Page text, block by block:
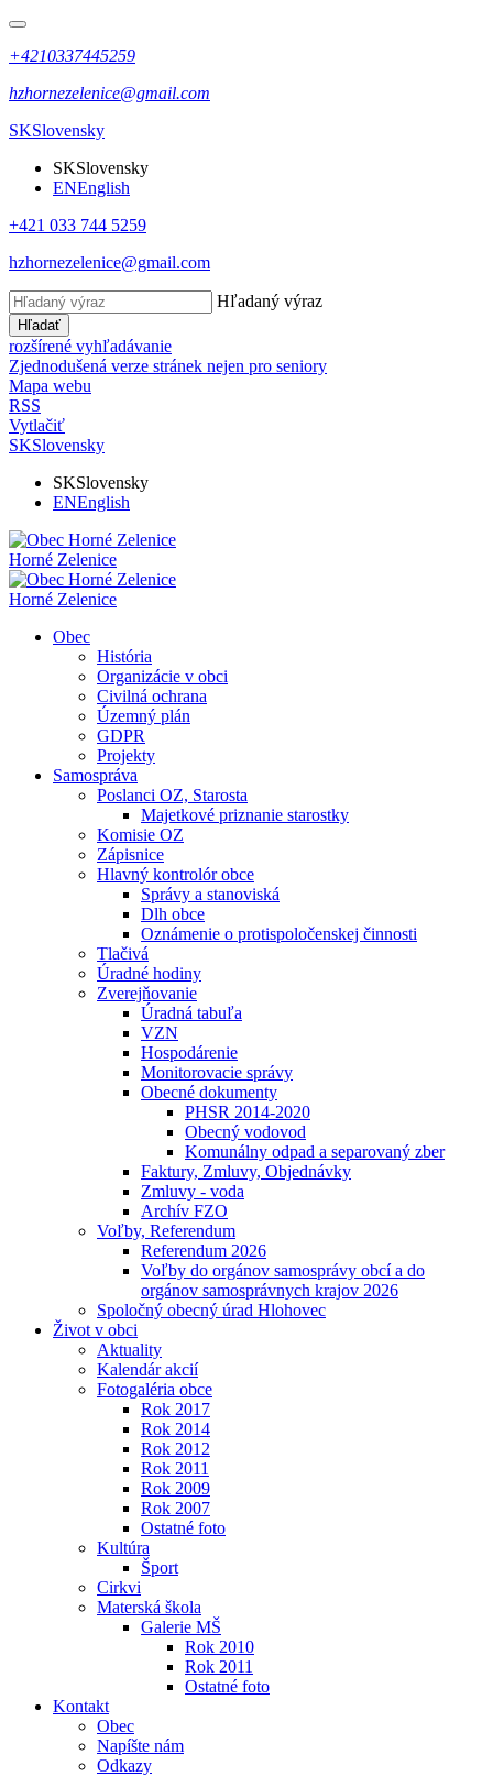
+4210337445259
hzhornezelenice@gmail.com
SKSlovensky
SKSlovensky
ENEnglish
+421 033 744 5259
hzhornezelenice@gmail.com
Hľadaný výraz
Hľadať
rozšírené vyhľadávanie
Zjednodušená verze stránek nejen pro seniory
Mapa webu
RSS
Vytlačiť
SKSlovensky
SKSlovensky
ENEnglish
Horné Zelenice
Horné Zelenice
Obec
História
Organizácie v obci
Civilná ochrana
Územný plán
GDPR
Projekty
Samospráva
Poslanci OZ, Starosta
Majetkové priznanie starostky
Komisie OZ
Zápisnice
Hlavný kontrolór obce
Správy a stanoviská
Dlh obce
Oznámenie o protispoločenskej činnosti
Tlačivá
Úradné hodiny
Zverejňovanie
Úradná tabuľa
VZN
Hospodárenie
Monitorovacie správy
Obecné dokumenty
PHSR 2014-2020
Obecný vodovod
Komunálny odpad a separovaný zber
Faktury, Zmluvy, Objednávky
Zmluvy - voda
Archív FZO
Voľby, Referendum
Referendum 2026
Voľby do orgánov samosprávy obcí a do
orgánov samosprávnych krajov 2026
Spoločný obecný úrad Hlohovec
Život v obci
Aktuality
Kalendár akcií
Fotogaléria obce
Rok 2017
Rok 2014
Rok 2012
Rok 2011
Rok 2009
Rok 2007
Ostatné foto
Kultúra
Šport
Cirkvi
Materská škola
Galerie MŠ
Rok 2010
Rok 2011
Ostatné foto
Kontakt
Obec
Napíšte nám
Odkazy